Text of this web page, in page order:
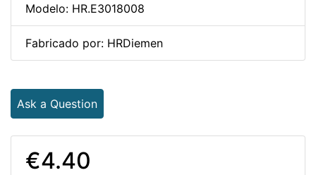
Modelo: HR.E3018008
Fabricado por: HRDiemen
Ask a Question
€4.40